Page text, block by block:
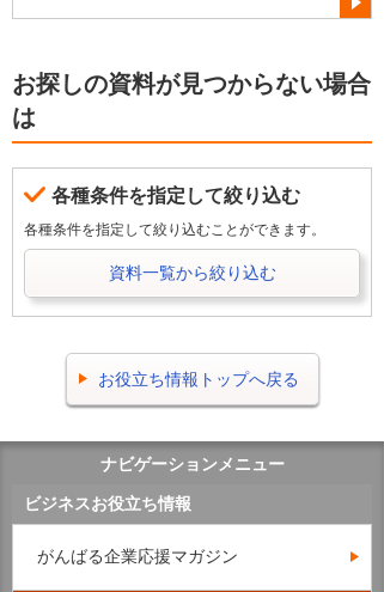
お探しの資料が見つからない場合
は
各種条件を指定して絞り込む
各種条件を指定して絞り込むことができます。
資料一覧から絞り込む
お役立ち情報トップへ戻る
ナビゲーションメニュー
ビジネスお役立ち情報
がんばる企業応援マガジン